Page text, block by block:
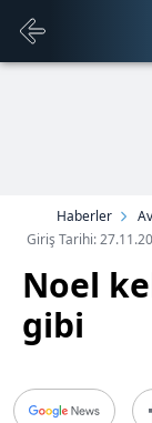
Haberler
Giriş Tarihi:
Noel
gibi